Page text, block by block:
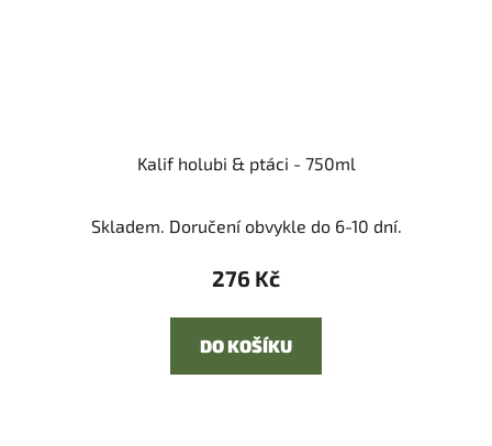
Kalif holubi & ptáci - 750ml
Skladem. Doručení obvykle do 6-10 dní.
276 Kč
DO KOŠÍKU